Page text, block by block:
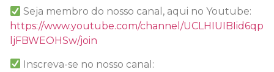
Seja membro do nosso canal, aqui no Youtube:
https://www.youtube.com/channel/UCLHIUIBIid6qp
ljFBWEOHSw/join
Inscreva-se no nosso canal: